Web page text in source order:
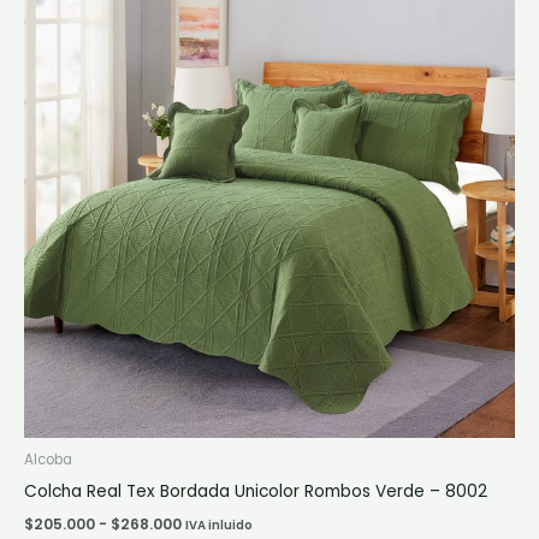
Alcoba
Colcha Real Tex Bordada Unicolor Rombos Verde – 8002
$205.000 - $268.000
desde
$205.000
hasta
$268.000
IVA inluido
variantes.
Las
opciones
se
pueden
elegir
en
página
de
producto